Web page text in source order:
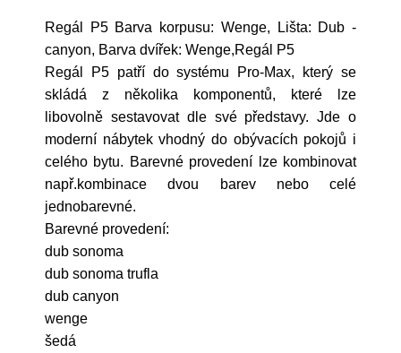
Regál P5 Barva korpusu: Wenge, Lišta: Dub -
canyon, Barva dvířek: Wenge,Regál P5
Regál P5 patří do systému Pro-Max, který se
skládá z několika komponentů, které lze
libovolně sestavovat dle své představy. Jde o
moderní nábytek vhodný do obývacích pokojů i
celého bytu. Barevné provedení lze kombinovat
např.kombinace dvou barev nebo celé
jednobarevné.
Barevné provedení:
dub sonoma
dub sonoma trufla
dub canyon
wenge
šedá